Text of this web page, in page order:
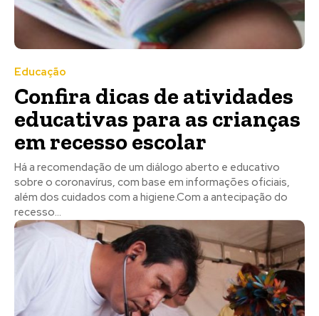
Educação
Confira dicas de atividades
educativas para as crianças
em recesso escolar
Há a recomendação de um diálogo aberto e educativo
sobre o coronavírus, com base em informações oficiais,
além dos cuidados com a higiene.Com a antecipação do
recesso...